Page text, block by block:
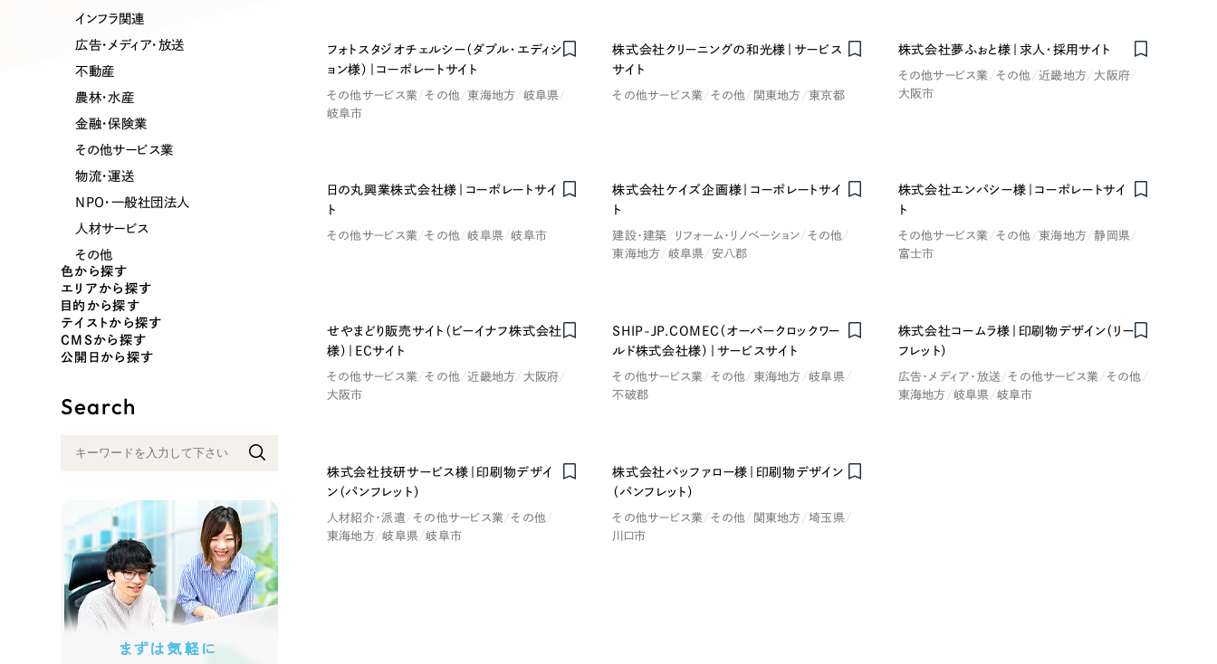
アウトソーシング（代行支援）
リープ・プロジェクト
その他のサービス
Company
会社情報
メディア掲載と取材依頼
新着情報
コンサルティング・調査
自治体・官公庁 美容・エステ IT・インターネット
インフラ関連
金融・保険業 その他サービス業 物流・運送 NPO・一般社団法人
人材サービス
色
ホワイト・白色
イエロー・黄色 グリーン・緑色 ブルー・青色
パープル・紫色 ピンク・桃色 カラフル・多色
さらに条件を追加する
インフラ関連
広告・メディア・放送
不動産
農林・水産
金融・保険業
その他サービス業
物流・運送
NPO・一般社団法人
人材サービス
その他
色から探す
エリアから探す
目的から探す
テイストから探す
CMSから探す
公開日から探す
Search
フォトスタジオチェルシー（ダブル・エディシ
ョン様）｜コーポレートサイト
その他サービス業 その他 東海地方
岐阜県
岐阜市
株式会社クリーニングの和光様｜サービス
サイト
その他サービス業 その他 関東地方 東京都
株式会社夢ふぉと様｜求人・採用サイト
その他サービス業 その他 近畿地方
大阪府
大阪市
日の丸興業株式会社様｜コーポレートサイ
ト
その他サービス業 その他 岐阜県 岐阜市
株式会社ケイズ企画様｜コーポレートサイ
ト
建設・建築 リフォーム・リノベーション
その他
東海地方
岐阜県 安八郡
株式会社エンパシー様｜コーポレートサイ
ト
その他サービス業 その他 東海地方
静岡県
富士市
せやまどり販売サイト（ビーイナフ株式会社
様）｜ECサイト
その他サービス業 その他 近畿地方
大阪府
大阪市
SHIP-JP.COMEC（オーバークロックワー
ルド株式会社様）｜サービスサイト
その他サービス業 その他 東海地方
岐阜県
不破郡
株式会社コームラ様｜印刷物デザイン（リー
フレット）
広告・メディア・放送 その他サービス業
その他
東海地方
岐阜県 岐阜市
株式会社技研サービス様｜印刷物デザイ
ン（パンフレット）
人材紹介・派遣 その他サービス業
その他
東海地方
岐阜県 岐阜市
株式会社バッファロー様｜印刷物デザイン
（パンフレット）
その他サービス業 その他 関東地方
埼玉県
川口市